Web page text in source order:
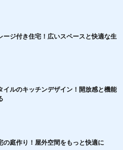
ージ付き住宅！広いスペースと快適な生
イルのキッチンデザイン！開放感と機能
の庭作り！屋外空間をもっと快適に